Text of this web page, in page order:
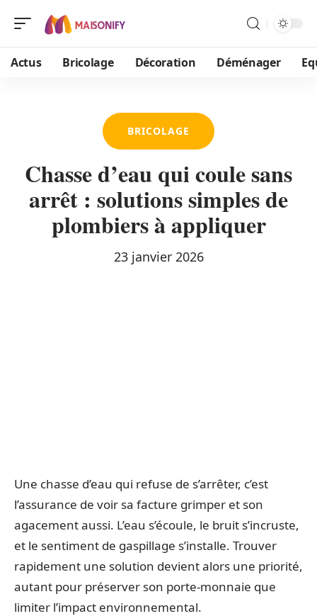
Actus Bricolage Décoration Déménager
BRICOLAGE
Chasse d’eau qui coule sans
arrêt : solutions simples de
plombiers à appliquer
23 janvier 2026
Une chasse d’eau qui refuse de s’arrêter, c’est
l’assurance de voir sa facture grimper et son
agacement aussi. L’eau s’écoule, le bruit s’incruste,
et le sentiment de gaspillage s’installe. Trouver
rapidement une solution devient alors une priorité,
autant pour préserver son porte-monnaie que
limiter l’impact environnemental.